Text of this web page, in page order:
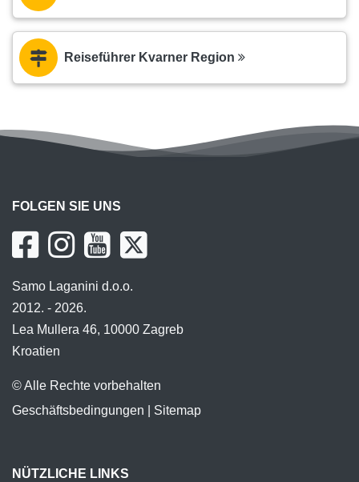
Reiseführer Kvarner Region
FOLGEN SIE UNS
Samo Laganini d.o.o.
2012. - 2026.
Lea Mullera 46, 10000 Zagreb
Kroatien
© Alle Rechte vorbehalten
Geschäftsbedingungen
Sitemap
NÜTZLICHE LINKS